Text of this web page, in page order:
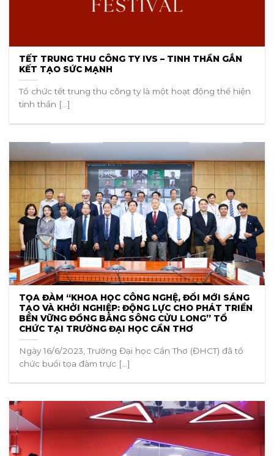
TẾT TRUNG THU CÔNG TY IVS – TINH THẦN GẮN
KẾT TẠO SỨC MẠNH
Tổ chức tết trung thu công ty là một hoạt động thể hiện
tinh thần [...]
TỌA ĐÀM “KHOA HỌC CÔNG NGHỆ, ĐỔI MỚI SÁNG
TẠO VÀ KHỞI NGHIỆP: ĐỘNG LỰC CHO PHÁT TRIỂN
BỀN VỮNG ĐỒNG BẰNG SÔNG CỬU LONG” TỔ
CHỨC TẠI TRƯỜNG ĐẠI HỌC CẦN THƠ
Ngày 16/6/2023, Trường Đại học Cần Thơ (ĐHCT) đã tổ
chức buổi tọa đàm trực [...]